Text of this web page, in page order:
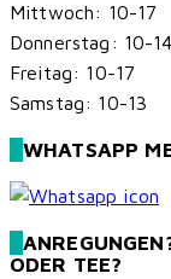
Mittwoch: 10-17
Donnerstag: 10-14
Freitag: 10-17
Samstag: 10-13
WHATSAPP
ODER TEE?